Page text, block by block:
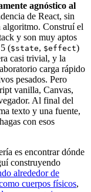
agnóstico al
de React, sin
Construí el
y son muy aptos
($state, $effect)
casi trivial, y la
carga rápido
pesados. Pero
vanilla, Canvas,
Al final del
texto y una fuente,
con esos
es encontrar dónde
construyendo
alrededor de
cuerpos físicos,